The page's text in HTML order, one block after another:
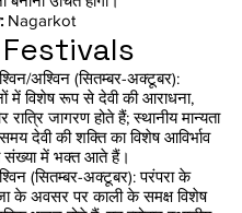
Nagarkot
अश्विन (सितम्बर-अक्टूबर):
में विशेष रूप से देवी की आराधना,
रात्रि जागरण होते हैं; स्थानीय मान्यता
देवी की शक्ति का विशेष आविर्भाव
संख्या में भक्त आते हैं।
(सितम्बर-अक्टूबर): परंपरा के
के अवसर पर काली के समक्ष विशेष